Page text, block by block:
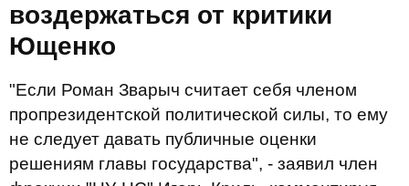
воздержаться от критики
Ющенко
"Если Роман Зварыч считает себя членом
пропрезидентской политической силы, то ему
не следует давать публичные оценки
решениям главы государства", - заявил член